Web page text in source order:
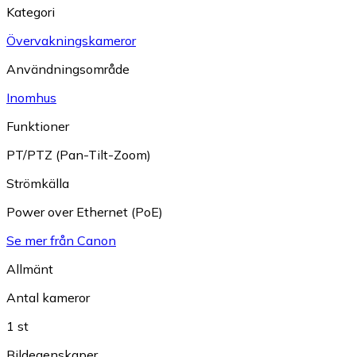
Kategori
Övervakningskameror
Användningsområde
Inomhus
Funktioner
PT/PTZ (Pan-Tilt-Zoom)
Strömkälla
Power over Ethernet (PoE)
Se mer från Canon
Allmänt
Antal kameror
1 st